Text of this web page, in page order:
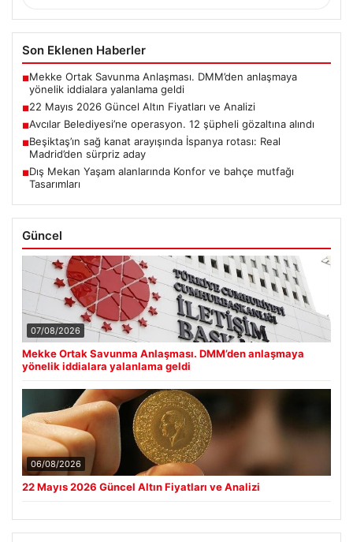
Son Eklenen Haberler
■Mekke Ortak Savunma Anlaşması. DMM’den anlaşmaya
yönelik iddialara yalanlama geldi
■22 Mayıs 2026 Güncel Altın Fiyatları ve Analizi
■Avcılar Belediyesi’ne operasyon. 12 şüpheli gözaltına alındı
■Beşiktaş’ın sağ kanat arayışında İspanya rotası: Real
Madrid’den sürpriz aday
■Dış Mekan Yaşam alanlarında Konfor ve bahçe mutfağı
Tasarımları
Güncel
07/08/2026
Mekke Ortak Savunma Anlaşması. DMM’den anlaşmaya
yönelik iddialara yalanlama geldi
06/08/2026
22 Mayıs 2026 Güncel Altın Fiyatları ve Analizi